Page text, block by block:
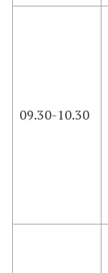
09.30-10.30